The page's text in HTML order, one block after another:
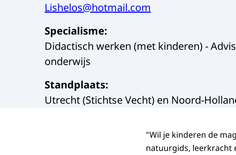
Lishelos@hotmail.com
Specialisme:
Didactisch werken (met kinderen) -
onderwijs
Standplaats:
Utrecht (Stichtse Vecht) en Noord-
"Wil je kinderen de
natuurgids, leerkracht